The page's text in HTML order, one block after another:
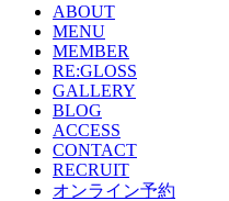
ABOUT
MENU
MEMBER
RE:GLOSS
GALLERY
BLOG
ACCESS
CONTACT
RECRUIT
オンライン予約